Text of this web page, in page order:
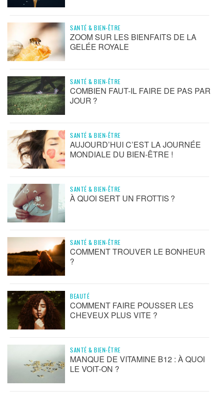
SANTÉ & BIEN-ÊTRE
ZOOM SUR LES BIENFAITS DE LA
GELÉE ROYALE
SANTÉ & BIEN-ÊTRE
COMBIEN FAUT-IL FAIRE DE PAS PAR
JOUR ?
SANTÉ & BIEN-ÊTRE
AUJOURD’HUI C’EST LA JOURNÉE
MONDIALE DU BIEN-ÊTRE !
SANTÉ & BIEN-ÊTRE
À QUOI SERT UN FROTTIS ?
SANTÉ & BIEN-ÊTRE
COMMENT TROUVER LE BONHEUR
?
BEAUTÉ
COMMENT FAIRE POUSSER LES
CHEVEUX PLUS VITE ?
SANTÉ & BIEN-ÊTRE
MANQUE DE VITAMINE B12 : À QUOI
LE VOIT-ON ?